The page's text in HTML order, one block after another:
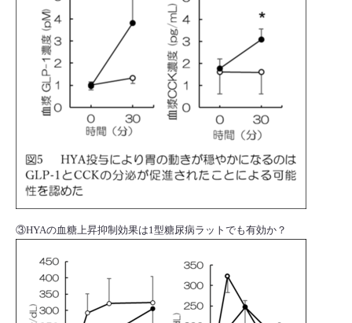
③HYAの血糖上昇抑制効果は1型糖尿病ラットでも有効か？